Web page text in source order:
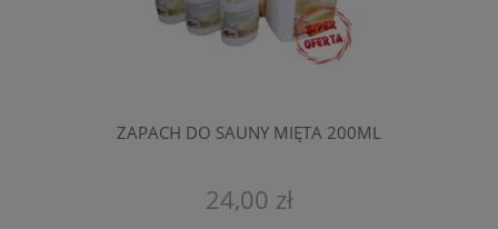
ZAPACH DO SAUNY MIĘTA 200ML
24,00 zł